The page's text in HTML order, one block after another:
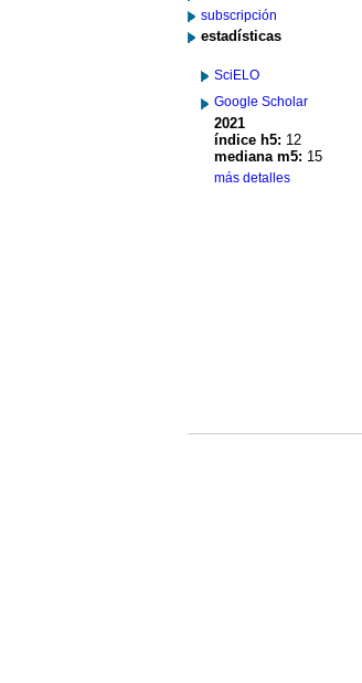
subscripción
estadísticas
SciELO
Google Scholar
2021
índice h5: 12
mediana m5: 15
más detalles